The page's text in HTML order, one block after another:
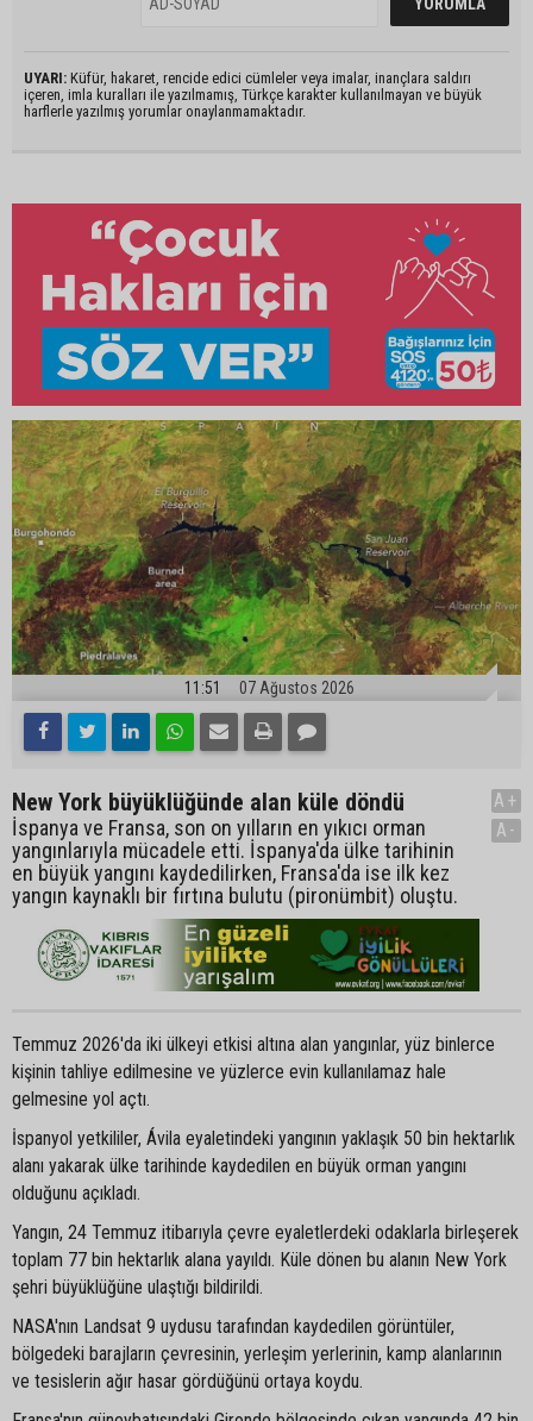
UYARI: Küfür, hakaret, rencide edici cümleler veya imalar, inançlara saldırı
içeren, imla kuralları ile yazılmamış, Türkçe karakter kullanılmayan ve büyük
harflerle yazılmış yorumlar onaylanmamaktadır.
11:51 07 Ağustos 2026
New York büyüklüğünde alan küle döndü
İspanya ve Fransa, son on yılların en yıkıcı orman
yangınlarıyla mücadele etti. İspanya'da ülke tarihinin
en büyük yangını kaydedilirken, Fransa'da ise ilk kez
yangın kaynaklı bir fırtına bulutu (pironümbit) oluştu.
A+
A-
Temmuz 2026'da iki ülkeyi etkisi altına alan yangınlar, yüz binlerce
kişinin tahliye edilmesine ve yüzlerce evin kullanılamaz hale
gelmesine yol açtı.
İspanyol yetkililer, Ávila eyaletindeki yangının yaklaşık 50 bin hektarlık
alanı yakarak ülke tarihinde kaydedilen en büyük orman yangını
olduğunu açıkladı.
Yangın, 24 Temmuz itibarıyla çevre eyaletlerdeki odaklarla birleşerek
toplam 77 bin hektarlık alana yayıldı. Küle dönen bu alanın New York
şehri büyüklüğüne ulaştığı bildirildi.
NASA'nın Landsat 9 uydusu tarafından kaydedilen görüntüler,
bölgedeki barajların çevresinin, yerleşim yerlerinin, kamp alanlarının
ve tesislerin ağır hasar gördüğünü ortaya koydu.